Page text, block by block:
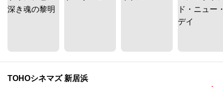
TOHOシネマズ 新居浜